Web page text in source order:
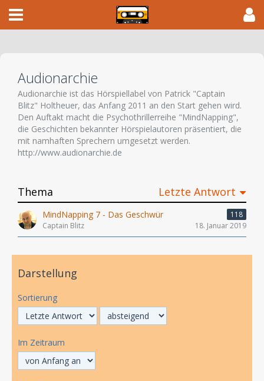
Audionarchie
Audionarchie ist das Hörspiellabel von Patrick "Captain
Blitz" Holtheuer, das Anfang 2011 an den Start gehen wird.
Den Auftakt macht die Psychothrillerreihe "MindNapping",
die Geschichten bekannter Hörspielautoren präsentiert, die
mit namhaften Sprechern umgesetzt werden.
http://www.audionarchie.de
Thema Letzte Antwort
MindNapping 7 - Das Geschwür
118
Captain Blitz
18. Januar 2019
Darstellung
Sortierung
Im Zeitraum